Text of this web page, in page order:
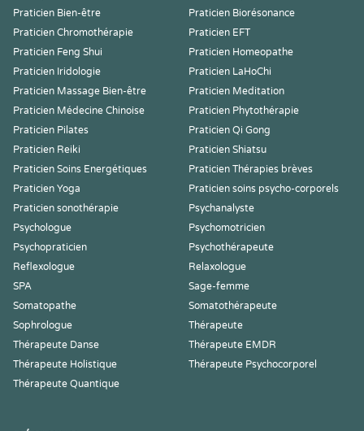
Praticien Bien-être
Praticien Biorésonance
Praticien Chromothérapie
Praticien EFT
Praticien Feng Shui
Praticien Homeopathe
Praticien Iridologie
Praticien LaHoChi
Praticien Massage Bien-être
Praticien Meditation
Praticien Médecine Chinoise
Praticien Phytothérapie
Praticien Pilates
Praticien Qi Gong
Praticien Reiki
Praticien Shiatsu
Praticien Soins Energétiques
Praticien Thérapies brèves
Praticien Yoga
Praticien soins psycho-corporels
Praticien sonothérapie
Psychanalyste
Psychologue
Psychomotricien
Psychopraticien
Psychothérapeute
Reflexologue
Relaxologue
SPA
Sage-femme
Somatopathe
Somatothérapeute
Sophrologue
Thérapeute
Thérapeute Danse
Thérapeute EMDR
Thérapeute Holistique
Thérapeute Psychocorporel
Thérapeute Quantique